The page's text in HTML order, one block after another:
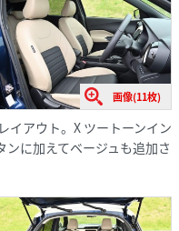
画像(11枚)
イアウト。X ツートーンイン
に加えてベージュも追加さ